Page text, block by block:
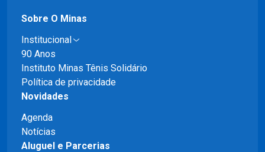
Sobre O Minas
Institucional
90 Anos
Instituto Minas Tênis Solidário
Política de privacidade
Novidades
Agenda
Notícias
Aluguel e Parcerias